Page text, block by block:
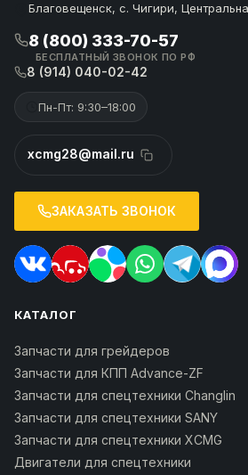
Благовещенск, с. Чигири,
8 (800) 333-70-57
БЕСПЛАТНЫЙ ЗВОНОК ПО РФ
8 (914) 040-02-42
Пн-Пт: 9:30–18:00
xcmg28@mail.ru
ЗАКАЗАТЬ ЗВОНОК
КАТАЛОГ
Запчасти для грейдеров
Запчасти для КПП Advance-ZF
Запчасти для спецтехники Changlin
Запчасти для спецтехники SANY
Запчасти для спецтехники XCMG
Двигатели для спецтехники